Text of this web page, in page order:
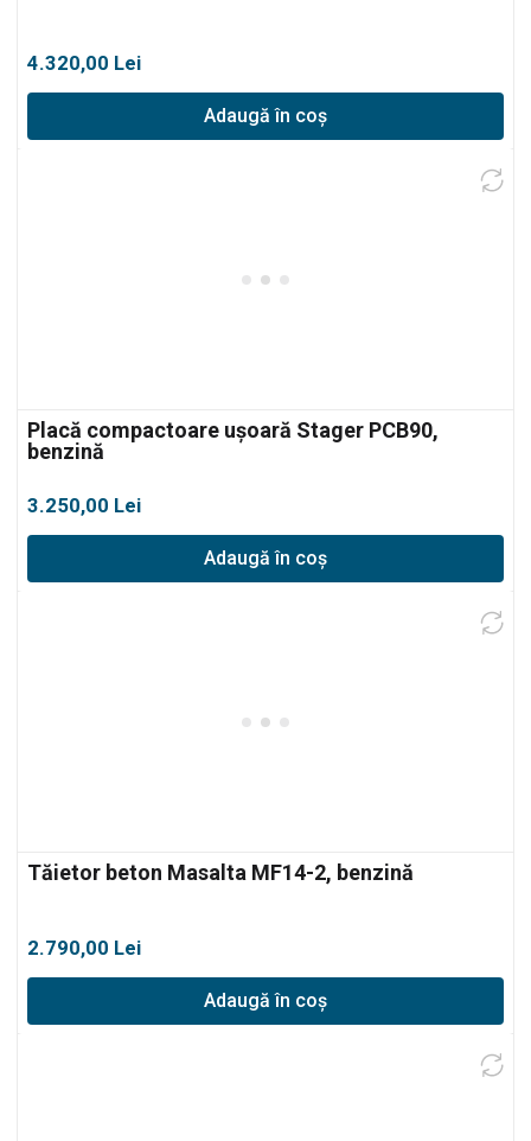
4.320,00 Lei
Adaugă în coș
Placă compactoare ușoară Stager PCB90,
benzină
3.250,00 Lei
Adaugă în coș
Tăietor beton Masalta MF14-2, benzină
2.790,00 Lei
Adaugă în coș